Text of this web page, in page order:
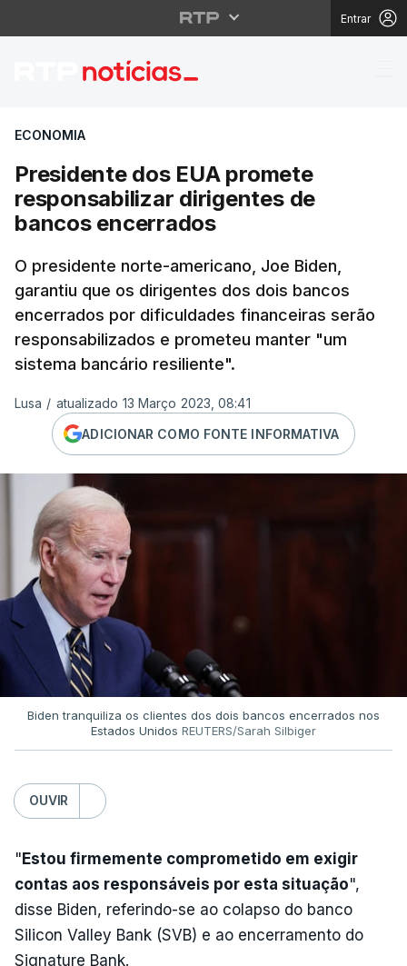
Entrar
Presidente dos EUA
ECONOMIA
Presidente dos EUA promete
responsabilizar dirigentes de
bancos encerrados
O presidente norte-americano, Joe Biden,
garantiu que os dirigentes dos dois bancos
encerrados por dificuldades financeiras serão
responsabilizados e prometeu manter "um
sistema bancário resiliente".
Lusa / atualizado 13 Março 2023, 08:41
ADICIONAR COMO FONTE INFORMATIVA
Biden tranquiliza os clientes dos dois bancos encerrados nos
Estados Unidos REUTERS/Sarah Silbiger
OUVIR
"Estou firmemente comprometido em exigir
contas aos responsáveis por esta situação",
disse Biden, referindo-se ao colapso do banco
Silicon Valley Bank (SVB) e ao encerramento do
Signature Bank.